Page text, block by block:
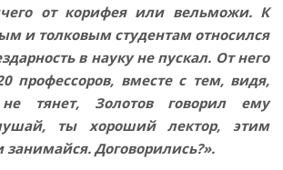
от корифея или вельможи. К
и толковым студентам относился
в науку не пускал. От него
профессоров, вместе с тем, видя,
тянет, Золотов говорил ему
ты хороший лектор, этим
Договорились?».